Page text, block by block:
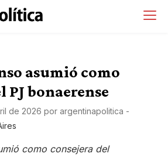
asumió como
PJ bonaerense
de 2026 por argentinapolitica -
como consejera del